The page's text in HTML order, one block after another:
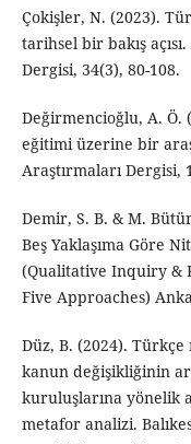
Çokişler, N. (2023).
tarihsel bir bakış
Dergisi, 34(3), 80-108.
Değirmencioğlu, A.
eğitimi üzerine bir
Araştırmaları Dergisi,
Demir, S. B. & M.
Beş Yaklaşıma Göre
(Qualitative Inquiry &
Five Approaches)
Düz, B. (2024).
kanun değişikliğinin
kuruluşlarına yönelik
metafor analizi.